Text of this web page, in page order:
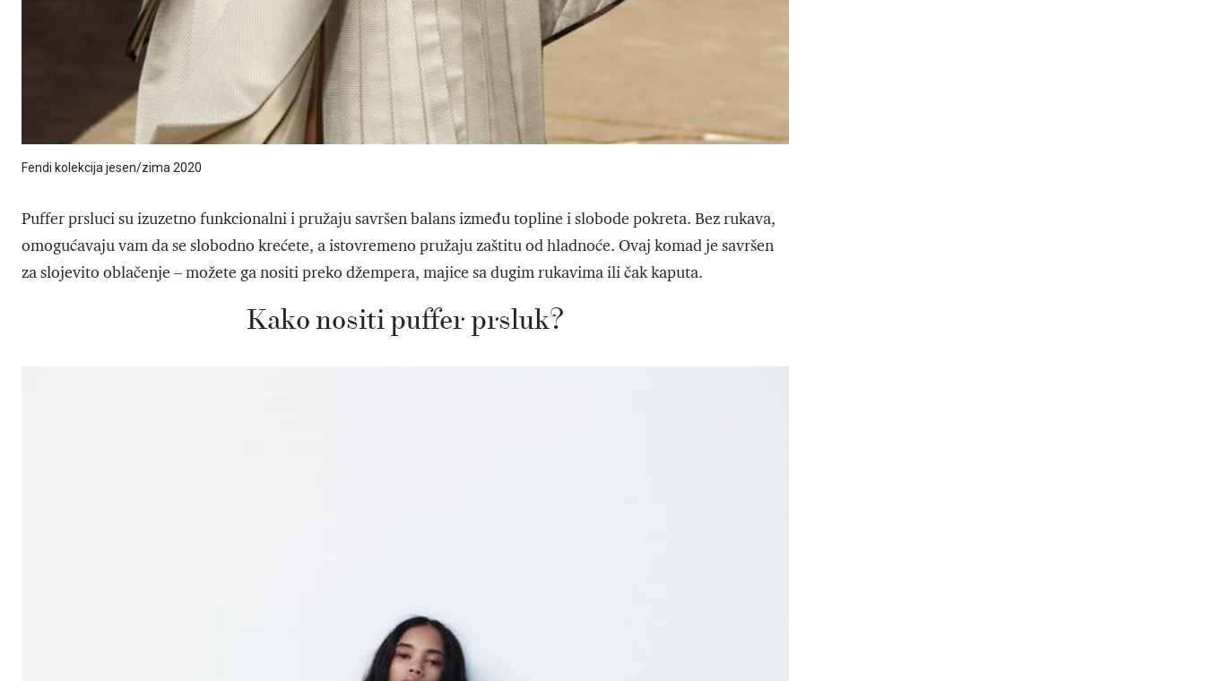
Fendi kolekcija jesen/zima 2020
Puffer prsluci su izuzetno funkcionalni i pružaju savršen balans između topline i slobode pokreta. Bez rukava,
omogućavaju vam da se slobodno krećete, a istovremeno pružaju zaštitu od hladnoće. Ovaj komad je savršen
za slojevito oblačenje – možete ga nositi preko džempera, majice sa dugim rukavima ili čak kaputa.
Kako nositi puffer prsluk?